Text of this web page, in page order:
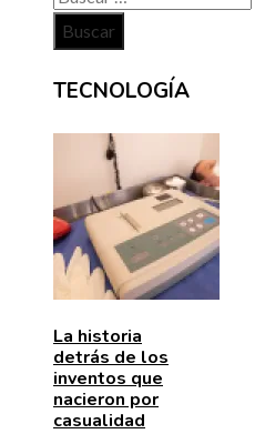
TECNOLOGÍA
La historia
detrás de los
inventos que
nacieron por
casualidad